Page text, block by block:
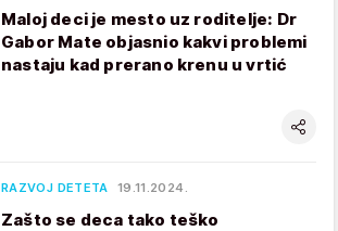
Maloj deci je mesto uz roditelje: Dr
Gabor Mate objasnio kakvi problemi
nastaju kad prerano krenu u vrtić
RAZVOJ DETETA 19.11.2024.
Zašto se deca tako teško